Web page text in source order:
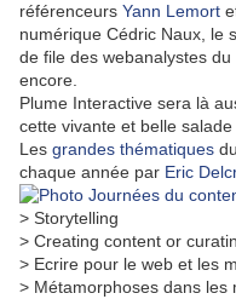
référenceurs Yann Lemort
numérique Cédric Naux, le
de file des webanalystes du
encore.
Plume Interactive sera là
cette vivante et belle salade
Les grandes thématiques
chaque année par Eric
> Storytelling
> Creating content or
> Ecrire pour le web et les
> Métamorphoses dans les